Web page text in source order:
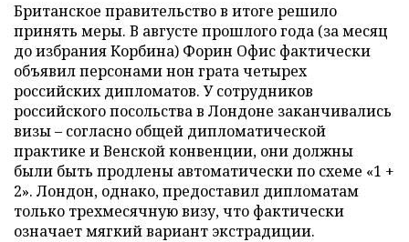
Британское правительство в итоге решило
принять меры. В августе прошлого года (за месяц
до избрания Корбина) Форин Офис фактически
объявил персонами нон грата четырех
российских дипломатов. У сотрудников
российского посольства в Лондоне заканчивались
визы – согласно общей дипломатической
практике и Венской конвенции, они должны
были быть продлены автоматически по схеме «1 +
2». Лондон, однако, предоставил дипломатам
только трехмесячную визу, что фактически
означает мягкий вариант экстрадиции.